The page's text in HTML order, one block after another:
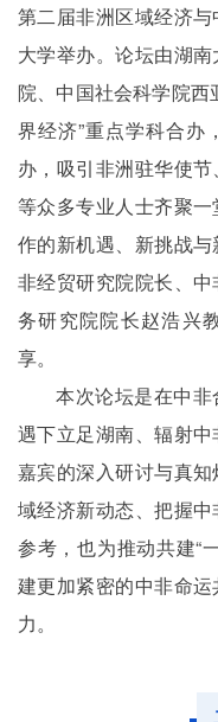
第二届非洲区域经济
大学举办。论坛由湖
院、中国社会科学院西
界经济”重点学科合办
办，吸引非洲驻华使
等众多专业人士齐聚
作的新机遇、新挑战
非经贸研究院院长、
务研究院院长赵浩兴
享。
本次论坛是在中
遇下立足湖南、辐射
嘉宾的深入研讨与真
域经济新动态、把握
参考，也为推动共建“
建更加紧密的中非命
力。